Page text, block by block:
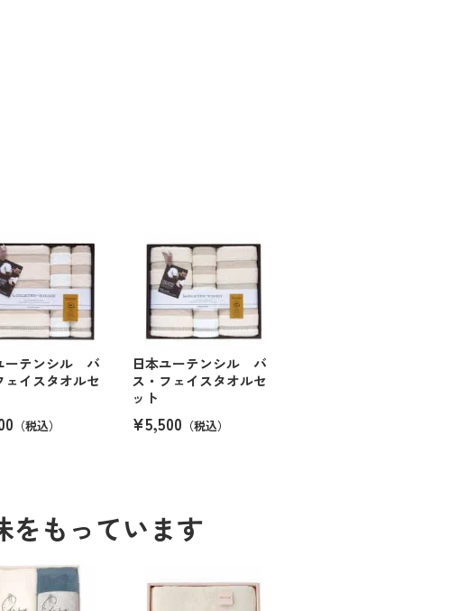
ーテンシル バ
ェイスタオルセ
（税込）
日本ユーテンシル バ
ス・フェイスタオルセ
ット
¥5,500 （税込）
をもっています